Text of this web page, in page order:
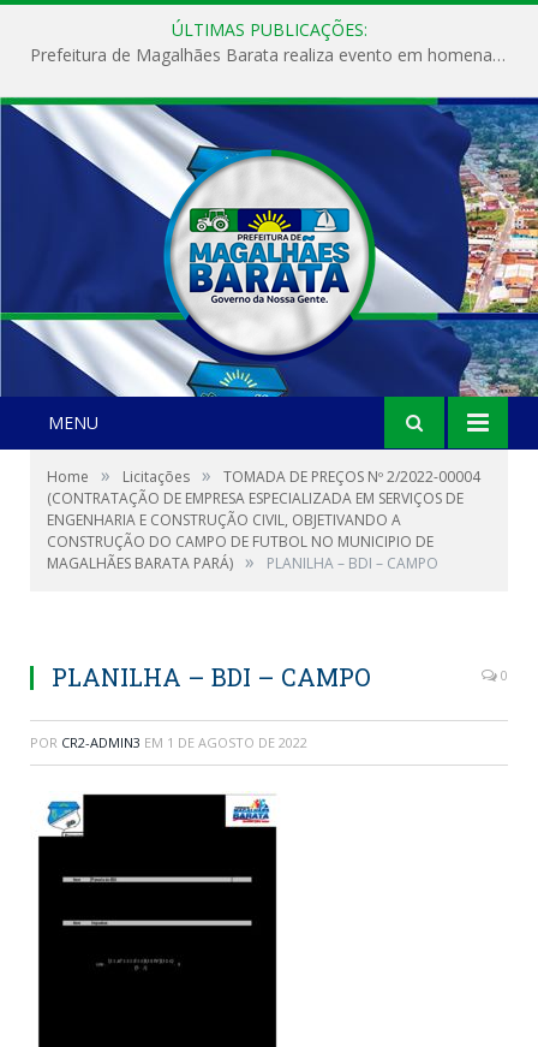
ÚLTIMAS PUBLICAÇÕES:
Prefeitura de Magalhães Barata realiza evento em homenagem ao Dia Internacional da Mulher
MENU
Home » Licitações »
TOMADA DE PREÇOS Nº 2/2022-00004
(CONTRATAÇÃO DE EMPRESA ESPECIALIZADA EM SERVIÇOS DE
ENGENHARIA E CONSTRUÇÃO CIVIL, OBJETIVANDO A
CONSTRUÇÃO DO CAMPO DE FUTBOL NO MUNICIPIO DE
MAGALHÃES BARATA PARÁ) » PLANILHA – BDI – CAMPO
PLANILHA – BDI – CAMPO 0
POR CR2-ADMIN3 EM 1 DE AGOSTO DE 2022